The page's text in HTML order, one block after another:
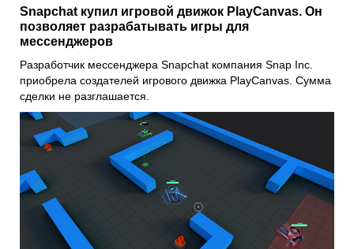
Snapchat купил игровой движок PlayCanvas. Он
позволяет разрабатывать игры для
мессенджеров
Разработчик мессенджера Snapchat компания Snap Inc.
приобрела создателей игрового движка PlayCanvas. Сумма
сделки не разглашается.